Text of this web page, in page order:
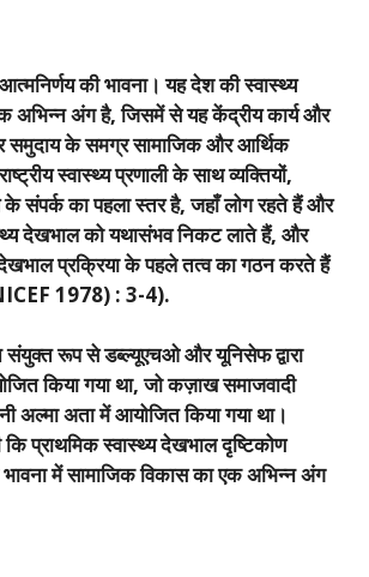
की भावना। यह देश की स्वास्थ्य
अभिन्न अंग है,जिसमें से यह केंद्रीय कार्य और
समुदाय के समग्र सामाजिक और आर्थिक
स्वास्थ्य प्रणाली के साथ व्यक्तियों,
के संपर्क का पहला स्तर है,जहाँ लोग रहते हैं और
देखभाल को यथासंभव निकट लाते हैं, और
प्रक्रिया के पहले तत्व का गठन करते हैं
1978) : 3-4).
रूप से डब्ल्यूएचओ और यूनिसेफ द्वारा
किया गया था,जो कज़ाख समाजवादी
अल्मा अता में आयोजित किया गया था।
प्राथमिक स्वास्थ्य देखभाल दृष्टिकोण
भावना में सामाजिक विकास का एक अभिन्न अंग